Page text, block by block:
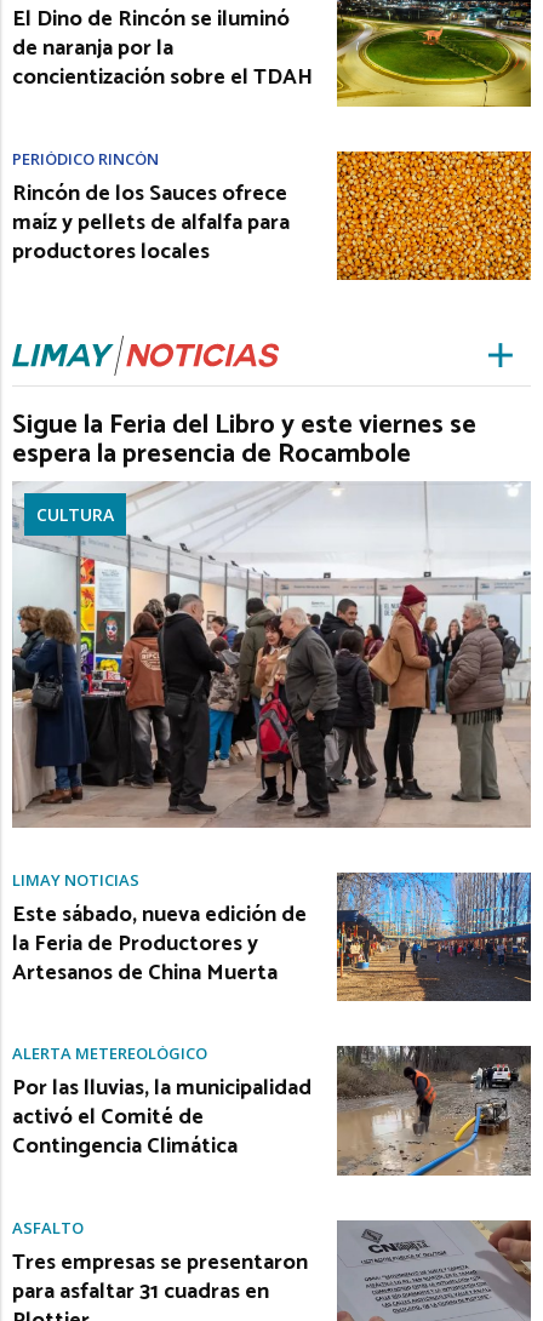
El Dino de Rincón se iluminó
de naranja por la
concientización sobre el TDAH
PERIÓDICO RINCÓN
Rincón de los Sauces ofrece
maíz y pellets de alfalfa para
productores locales
Sigue la Feria del Libro y este viernes se
espera la presencia de Rocambole
CULTURA
LIMAY NOTICIAS
Este sábado, nueva edición de
la Feria de Productores y
Artesanos de China Muerta
ALERTA METEREOLÓGICO
Por las lluvias, la municipalidad
activó el Comité de
Contingencia Climática
ASFALTO
Tres empresas se presentaron
para asfaltar 31 cuadras en